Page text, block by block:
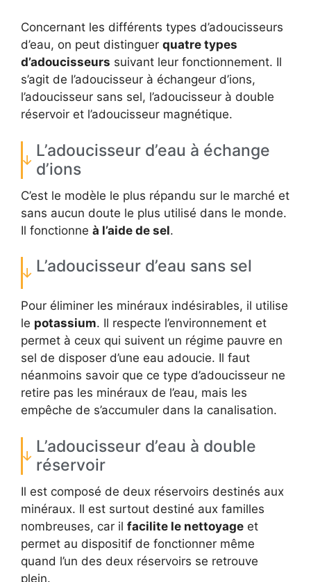
Concernant les différents types d’adoucisseurs
d’eau, on peut distinguer quatre types
d’adoucisseurs suivant leur fonctionnement. Il
s’agit de l’adoucisseur à échangeur d’ions,
l’adoucisseur sans sel, l’adoucisseur à double
réservoir et l’adoucisseur magnétique.
L’adoucisseur d’eau à échange
d’ions
C’est le modèle le plus répandu sur le marché et
sans aucun doute le plus utilisé dans le monde.
Il fonctionne à l’aide de sel.
L’adoucisseur d’eau sans sel
Pour éliminer les minéraux indésirables, il utilise
le potassium. Il respecte l’environnement et
permet à ceux qui suivent un régime pauvre en
sel de disposer d’une eau adoucie. Il faut
néanmoins savoir que ce type d’adoucisseur ne
retire pas les minéraux de l’eau, mais les
empêche de s’accumuler dans la canalisation.
L’adoucisseur d’eau à double
réservoir
Il est composé de deux réservoirs destinés aux
minéraux. Il est surtout destiné aux familles
nombreuses, car il facilite le nettoyage et
permet au dispositif de fonctionner même
quand l’un des deux réservoirs se retrouve
plein.